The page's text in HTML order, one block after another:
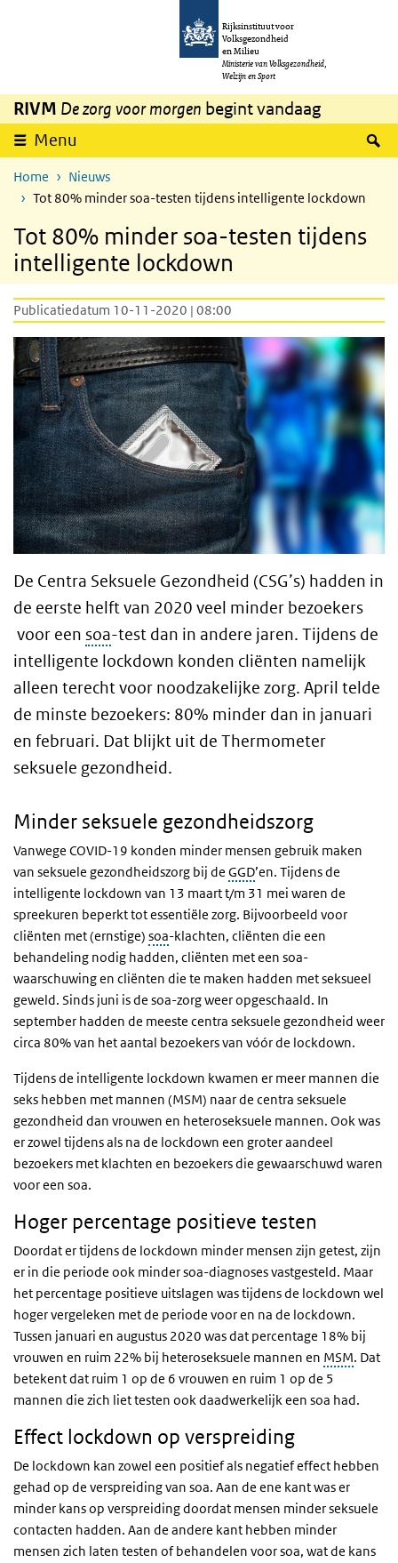
Overslaan en naar de inhoud gaan
Rijksinstituut voor
Volksgezondheid
en Milieu
Ministerie van Volksgezondheid,
Welzijn en Sport
RIVM De zorg voor morgen begint vandaag
Menu
Home
Nieuws
Tot 80% minder soa-testen tijdens intelligente lockdown
Tot 80% minder soa-testen tijdens
intelligente lockdown
Publicatiedatum 10-11-2020 | 08:00
De Centra Seksuele Gezondheid (CSG’s) hadden in
de eerste helft van 2020 veel minder bezoekers
voor een soa-test dan in andere jaren. Tijdens de
intelligente lockdown konden cliënten namelijk
alleen terecht voor noodzakelijke zorg. April telde
de minste bezoekers: 80% minder dan in januari
en februari. Dat blijkt uit de Thermometer
seksuele gezondheid.
Minder seksuele gezondheidszorg
Vanwege COVID-19 konden minder mensen gebruik maken
van seksuele gezondheidszorg bij de GGD’en. Tijdens de
intelligente lockdown van 13 maart t/m 31 mei waren de
spreekuren beperkt tot essentiële zorg. Bijvoorbeeld voor
cliënten met (ernstige) soa-klachten, cliënten die een
behandeling nodig hadden, cliënten met een soa-
waarschuwing en cliënten die te maken hadden met seksueel
geweld. Sinds juni is de soa-zorg weer opgeschaald. In
september hadden de meeste centra seksuele gezondheid weer
circa 80% van het aantal bezoekers van vóór de lockdown.
Tijdens de intelligente lockdown kwamen er meer mannen die
seks hebben met mannen (MSM) naar de centra seksuele
gezondheid dan vrouwen en heteroseksuele mannen. Ook was
er zowel tijdens als na de lockdown een groter aandeel
bezoekers met klachten en bezoekers die gewaarschuwd waren
voor een soa.
Hoger percentage positieve testen
Doordat er tijdens de lockdown minder mensen zijn getest, zijn
er in die periode ook minder soa-diagnoses vastgesteld. Maar
het percentage positieve uitslagen was tijdens de lockdown wel
hoger vergeleken met de periode voor en na de lockdown.
Tussen januari en augustus 2020 was dat percentage 18% bij
vrouwen en ruim 22% bij heteroseksuele mannen en MSM. Dat
betekent dat ruim 1 op de 6 vrouwen en ruim 1 op de 5
mannen die zich liet testen ook daadwerkelijk een soa had.
Effect lockdown op verspreiding
De lockdown kan zowel een positief als negatief effect hebben
gehad op de verspreiding van soa. Aan de ene kant was er
minder kans op verspreiding doordat mensen minder seksuele
contacten hadden. Aan de andere kant hebben minder
mensen zich laten testen of behandelen voor soa, wat de kans